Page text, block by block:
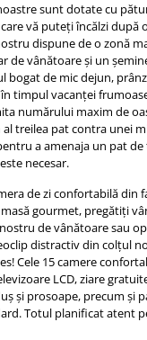
sunt dotate cu
vă puteți încălzi după
dispune de o zonă
de vânătoare și un
bogat de mic dejun,
timpul vacanței
numărului maxim de
treilea pat contra unei
a amenaja un pat
necesar.
de zi confortabilă din
gourmet, pregătiți
de vânătoare sau
distractiv din colțul
Cele 15 camere
LCD, ziare
și prosoape, precum și
Totul planificat atent